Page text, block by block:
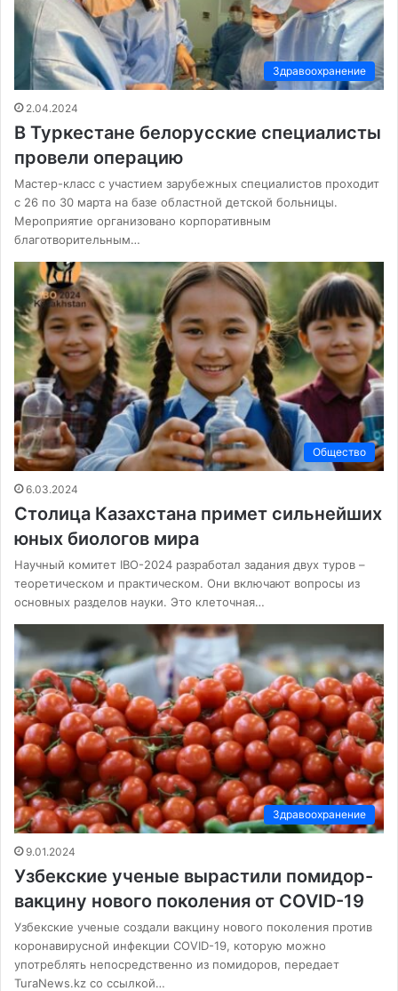
Здравоохранение
2.04.2024
В Туркестане белорусские специалисты
провели операцию
Мастер-класс с участием зарубежных специалистов проходит
с 26 по 30 марта на базе областной детской больницы.
Мероприятие организовано корпоративным
благотворительным…
Общество
6.03.2024
Столица Казахстана примет сильнейших
юных биологов мира
Научный комитет IBO-2024 разработал задания двух туров –
теоретическом и практическом. Они включают вопросы из
основных разделов науки. Это клеточная…
Здравоохранение
9.01.2024
Узбекские ученые вырастили помидор-
вакцину нового поколения от COVID-19
Узбекские ученые создали вакцину нового поколения против
коронавирусной инфекции COVID-19, которую можно
употреблять непосредственно из помидоров, передает
TuraNews.kz со ссылкой…